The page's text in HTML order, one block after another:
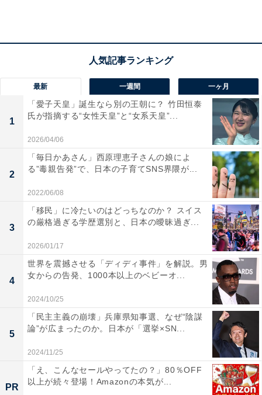
「米原市」は、中山道と北陸道の分岐点として発展した
地域。市内には県で唯一の新幹線停車駅である米原駅が
あり、東京、大阪、名古屋など都市圏へのアクセスが良
いことも魅力の1つです。
1位はのどかな田園都市「守山市」
最新 一週間 一ヶ月
1
「愛子天皇」誕生なら別の王朝に？ 竹田恒泰
氏が指摘する“女性天皇”と“女系天皇”...
2026/04/06
2
「毎日かあさん」西原理恵子さんの娘によ
る”毒親告発”で、日本の子育てSNS界隈が...
2022/06/08
3
「移民」に冷たいのはどっちなのか？ スイス
の厳格過ぎる学歴選別と、日本の曖昧過ぎ...
2026/01/17
4
世界を震撼させる「ディディ事件」を解説。男
女からの告発、1000本以上のベビーオ...
2024/10/25
5
「民主主義の崩壊」兵庫県知事選、なぜ“陰謀
論”が広まったのか。日本が「選挙×SN...
2024/11/25
PR
「え、こんなセールやってたの？」80％OFF
以上が続々登場！Amazonの本気が...